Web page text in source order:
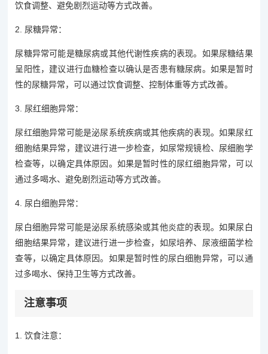
饮食调整、避免剧烈运动等方式改善。
2. 尿糖异常：
尿糖异常可能是糖尿病或其他代谢性疾病的表现。如果尿糖结果
呈阳性，建议进行血糖检查以确认是否患有糖尿病。如果是暂时
性的尿糖异常，可以通过饮食调整、控制体重等方式改善。
3. 尿红细胞异常：
尿红细胞异常可能是泌尿系统疾病或其他疾病的表现。如果尿红
细胞结果异常，建议进行进一步检查，如尿常规镜检、尿细胞学
检查等，以确定具体原因。如果是暂时性的尿红细胞异常，可以
通过多喝水、避免剧烈运动等方式改善。
4. 尿白细胞异常：
尿白细胞异常可能是泌尿系统感染或其他炎症的表现。如果尿白
细胞结果异常，建议进行进一步检查，如尿培养、尿液细菌学检
查等，以确定具体原因。如果是暂时性的尿白细胞异常，可以通
过多喝水、保持卫生等方式改善。
注意事项
1. 饮食注意：